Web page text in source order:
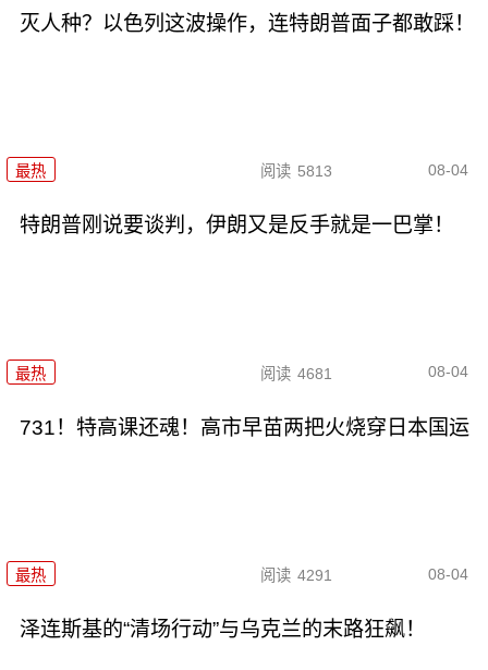
灭人种？以色列这波操作，连特朗普面子都敢踩！
最热 阅读 5813 08-04
特朗普刚说要谈判，伊朗又是反手就是一巴掌！
最热 阅读 4681 08-04
731！特高课还魂！高市早苗两把火烧穿日本国运
最热 阅读 4291 08-04
泽连斯基的“清场行动”与乌克兰的末路狂飙！